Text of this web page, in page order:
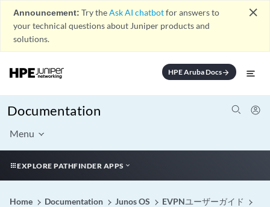
Announcement: Try theAsk AI chatbotfor answers to
your technical questions about Juniper products and
solutions.
close
HPE Aruba Docsarrow_forward
Documentation
Menu
EXPLORE PATHFINDER APPS
Home Documentation Junos OS
EVPNユーザーガイド